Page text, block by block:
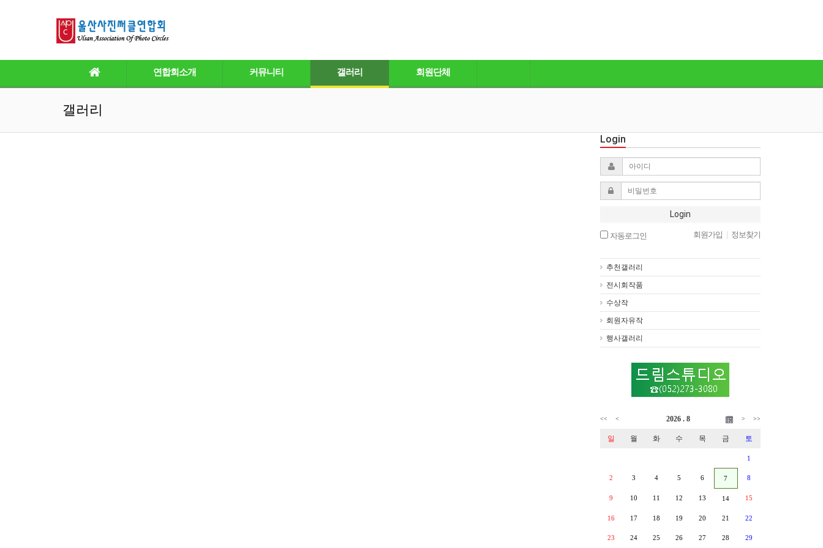
연합회소개 커뮤니티 갤러리 회원단체
갤러리
Login
Login
자동로그인 회원가입 정보찾기
추천갤러리
전시회작품
수상작
회원자유작
행사갤러리
<< < > >>
2026 . 8
일 월 화 수 목 금 토
1
2 3 4 5 6 7 8
9 10 11 12 13 14 15
16 17 18 19 20 21 22
23 24 25 26 27 28 29